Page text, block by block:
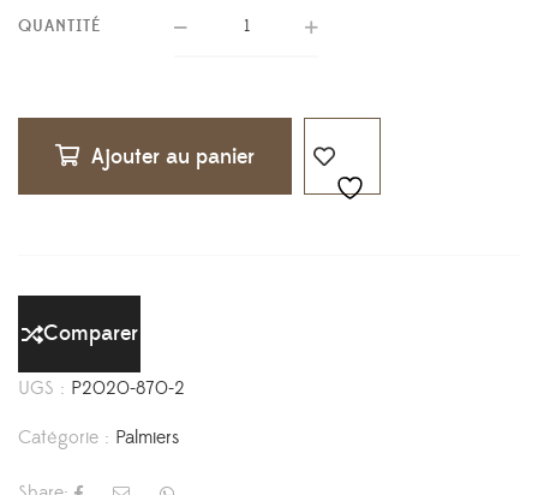
QUANTITÉ
Ajouter au panier
Comparer
UGS : P2020-870-2
Catégorie : Palmiers